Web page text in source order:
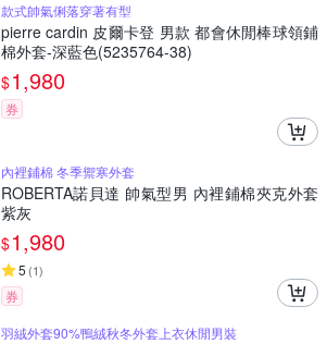
款式帥氣俐落穿著有型
pierre cardin 皮爾卡登 男款 都會休閒棒球領鋪
棉外套-深藍色(5235764-38)
$1,980
券
內裡鋪棉 冬季禦寒外套
ROBERTA諾貝達 帥氣型男 內裡鋪棉夾克外套
紫灰
$1,980
5 (1)
券
羽絨外套90%鴨絨秋冬外套上衣休閒男裝